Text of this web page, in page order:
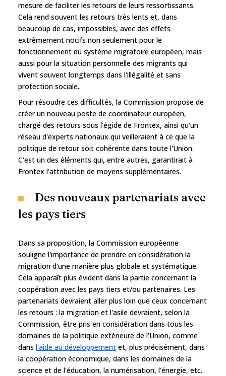
mesure de faciliter les retours de leurs ressortissants.
Cela rend souvent les retours très lents et, dans
beaucoup de cas, impossibles, avec des effets
extrêmement nocifs non seulement pour le
fonctionnement du système migratoire européen, mais
aussi pour la situation personnelle des migrants qui
vivent souvent longtemps dans l'illégalité et sans
protection sociale..
Pour résoudre ces difficultés, la Commission propose de
créer un nouveau poste de coordinateur européen,
chargé des retours sous l'égide de Frontex, ainsi qu'un
réseau d'experts nationaux qui veilleraient à ce que la
politique de retour soit cohérente dans toute l'Union.
C'est un des éléments qui, entre autres, garantirait à
Frontex l'attribution de moyens supplémentaires.
Des nouveaux partenariats avec
les pays tiers
Dans sa proposition, la Commission européenne
souligne l'importance de prendre en considération la
migration d'une manière plus globale et systématique.
Cela apparaît plus évident dans la partie concernant la
coopération avec les pays tiers et/ou partenaires. Les
partenariats devraient aller plus loin que ceux concernant
les retours : la migration et l'asile devraient, selon la
Commission, être pris en considération dans tous les
domaines de la politique extérieure de l'Union, comme
dans l'aide au développement et, plus précisément, dans
la coopération économique, dans les domaines de la
science et de l'éducation, la numérisation, l'énergie, etc.